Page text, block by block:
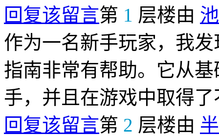
回复该留言第 1 层楼由
作为一名新手玩家，我
指南非常有帮助。它从
手，并且在游戏中取得
回复该留言第 2 层楼由